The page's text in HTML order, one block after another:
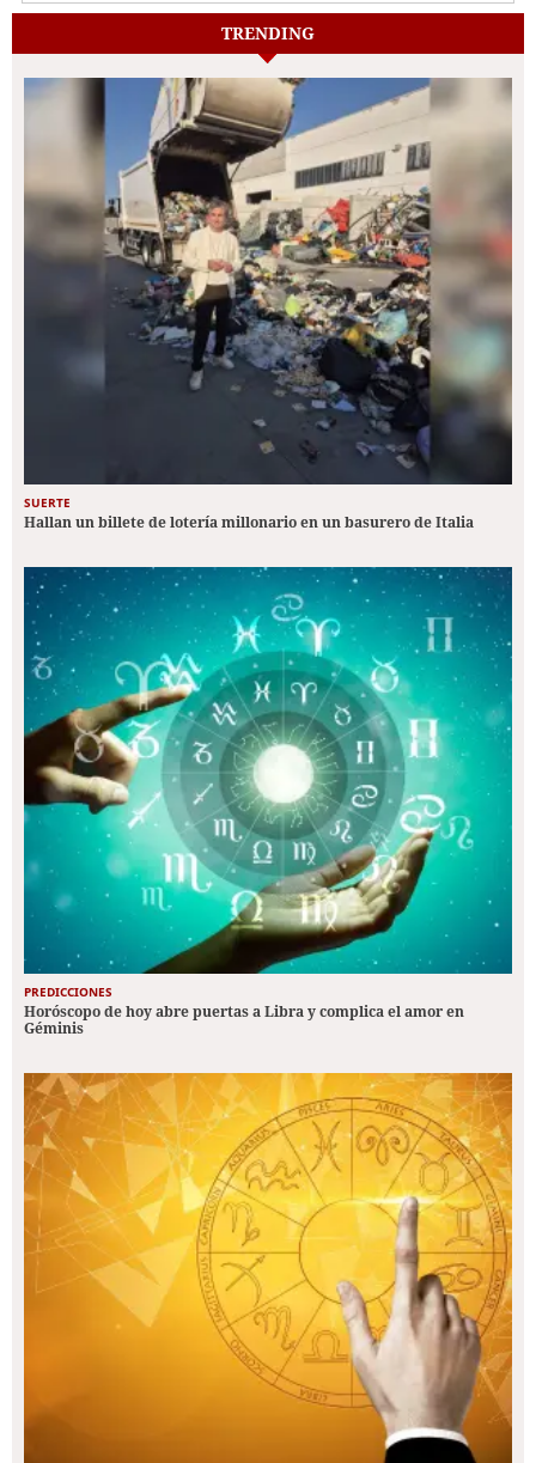
TRENDING
SUERTE
Hallan un billete de lotería millonario en un basurero de Italia
PREDICCIONES
Horóscopo de hoy abre puertas a Libra y complica el amor en
Géminis